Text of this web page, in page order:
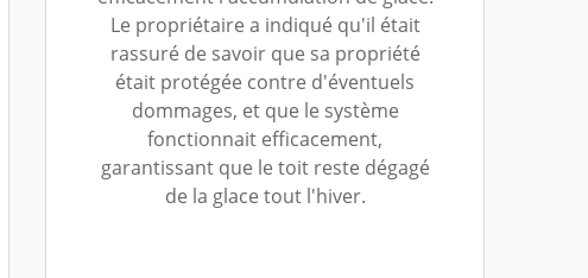
Le propriétaire a indiqué qu'il était
rassuré de savoir que sa propriété
était protégée contre d'éventuels
dommages, et que le système
fonctionnait efficacement,
garantissant que le toit reste dégagé
de la glace tout l'hiver.